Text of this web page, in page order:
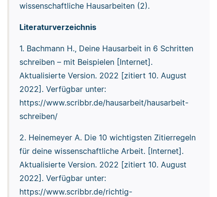
wissenschaftliche Hausarbeiten (2).
Literaturverzeichnis
1. Bachmann H., Deine Hausarbeit in 6 Schritten
schreiben – mit Beispielen [Internet].
Aktualisierte Version. 2022 [zitiert 10. August
2022]. Verfügbar unter:
https://www.scribbr.de/hausarbeit/hausarbeit-
schreiben/
2. Heinemeyer A. Die 10 wichtigsten Zitierregeln
für deine wissenschaftliche Arbeit. [Internet].
Aktualisierte Version. 2022 [zitiert 10. August
2022]. Verfügbar unter:
https://www.scribbr.de/richtig-